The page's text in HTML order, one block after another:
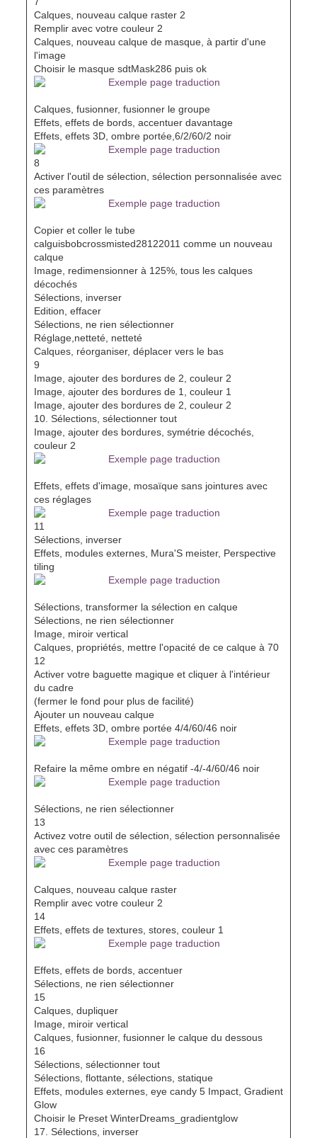
Calques, nouveau calque raster 2
Remplir avec votre couleur 2
Calques, nouveau calque de masque, à partir d'une
l'image
Choisir le masque sdtMask286 puis ok
Calques, fusionner, fusionner le groupe
Effets, effets de bords, accentuer davantage
Effets, effets 3D, ombre portée,6/2/60/2 noir
8
Activer l'outil de sélection, sélection personnalisée avec
ces paramètres
Copier et coller le tube
calguisbobcrossmisted28122011 comme un nouveau
calque
Image, redimensionner à 125%, tous les calques
décochés
Sélections, inverser
Edition, effacer
Sélections, ne rien sélectionner
Réglage,netteté, netteté
Calques, réorganiser, déplacer vers le bas
9
Image, ajouter des bordures de 2, couleur 2
Image, ajouter des bordures de 1, couleur 1
Image, ajouter des bordures de 2, couleur 2
10. Sélections, sélectionner tout
Image, ajouter des bordures, symétrie décochés,
couleur 2
Effets, effets d'image, mosaïque sans jointures avec
ces réglages
11
Sélections, inverser
Effets, modules externes, Mura'S meister, Perspective
tiling
Sélections, transformer la sélection en calque
Sélections, ne rien sélectionner
Image, miroir vertical
Calques, propriétés, mettre l'opacité de ce calque à 70
12
Activer votre baguette magique et cliquer à l'intérieur
du cadre
(fermer le fond pour plus de facilité)
Ajouter un nouveau calque
Effets, effets 3D, ombre portée 4/4/60/46 noir
Refaire la même ombre en négatif -4/-4/60/46 noir
Sélections, ne rien sélectionner
13
Activez votre outil de sélection, sélection personnalisée
avec ces paramètres
Calques, nouveau calque raster
Remplir avec votre couleur 2
14
Effets, effets de textures, stores, couleur 1
Effets, effets de bords, accentuer
Sélections, ne rien sélectionner
15
Calques, dupliquer
Image, miroir vertical
Calques, fusionner, fusionner le calque du dessous
16
Sélections, sélectionner tout
Sélections, flottante, sélections, statique
Effets, modules externes, eye candy 5 Impact, Gradient
Glow
Choisir le Preset WinterDreams_gradientglow
17. Sélections, inverser